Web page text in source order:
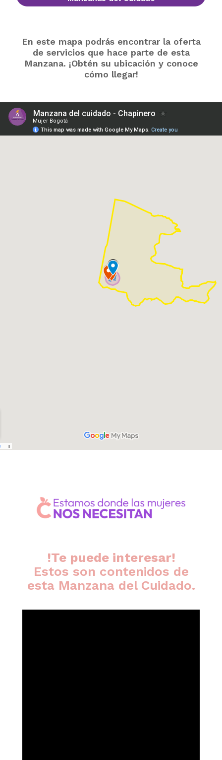
En este mapa podrás encontrar la oferta
de servicios que hace parte de esta
Manzana. ¡Obtén su ubicación y conoce
cómo llegar!
!Te puede interesar!
Estos son contenidos de
esta Manzana del Cuidado.